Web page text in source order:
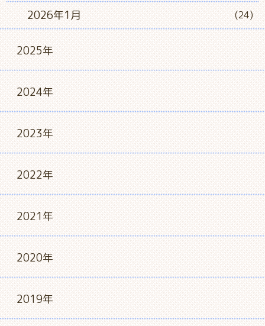
2026年1月 (24)
2025年
2024年
2023年
2022年
2021年
2020年
2019年